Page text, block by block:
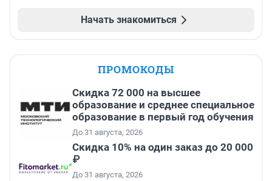
Начать знакомиться
ПРОМОКОДЫ
Скидка 72 000 на высшее
образование и среднее специальное
образование в первый год обучения
До 31 августа, 2026
Скидка 10% на один заказ до 20 000
₽
До 31 августа, 2026